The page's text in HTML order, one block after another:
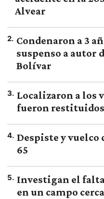
Alvear
2. Condenaron a 3
suspenso a autor
Bolívar
3. Localizaron a los
fueron restituidos
4. Despiste y vuelco
65
5. Investigan el
en un campo